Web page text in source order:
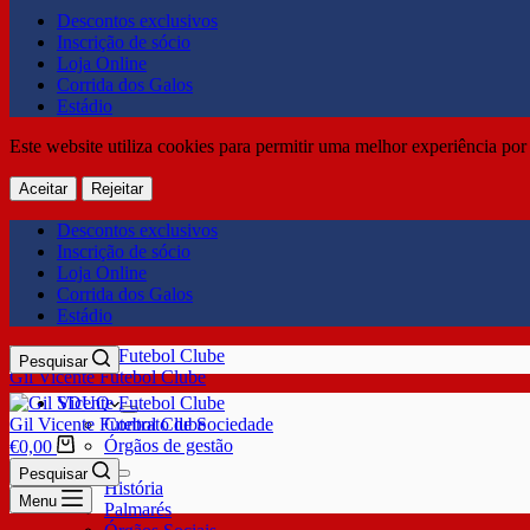
Descontos exclusivos
Inscrição de sócio
Loja Online
Corrida dos Galos
Estádio
Este website utiliza cookies para permitir uma melhor experiência
Aceitar Rejeitar
Descontos exclusivos
Inscrição de sócio
Loja Online
Corrida dos Galos
Estádio
Gil Vicente Futebol Clube
Pesquisar
SDUQ
Contrato de Sociedade
Órgãos de gestão
Clube
História
Palmarés
Gil Vicente Futebol Clube
€0,00
Pesquisar
Menu